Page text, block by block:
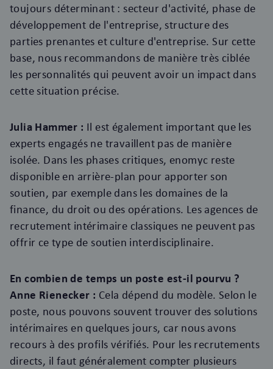
toujours déterminant : secteur d'activité, phase de
développement de l'entreprise, structure des
parties prenantes et culture d'entreprise. Sur cette
base, nous recommandons de manière très ciblée
les personnalités qui peuvent avoir un impact dans
cette situation précise.
Julia Hammer : Il est également important que les
experts engagés ne travaillent pas de manière
isolée. Dans les phases critiques, enomyc reste
disponible en arrière-plan pour apporter son
soutien, par exemple dans les domaines de la
finance, du droit ou des opérations. Les agences de
recrutement intérimaire classiques ne peuvent pas
offrir ce type de soutien interdisciplinaire.
En combien de temps un poste est-il pourvu ?
Anne Rienecker : Cela dépend du modèle. Selon le
poste, nous pouvons souvent trouver des solutions
intérimaires en quelques jours, car nous avons
recours à des profils vérifiés. Pour les recrutements
directs, il faut généralement compter plusieurs